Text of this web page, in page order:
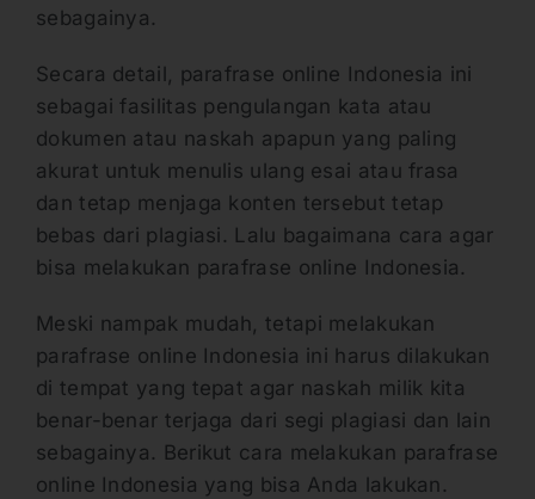
sebagainya.
Secara detail, parafrase online Indonesia ini
sebagai fasilitas pengulangan kata atau
dokumen atau naskah apapun yang paling
akurat untuk menulis ulang esai atau frasa
dan tetap menjaga konten tersebut tetap
bebas dari plagiasi. Lalu bagaimana cara agar
bisa melakukan parafrase online Indonesia.
Meski nampak mudah, tetapi melakukan
parafrase online Indonesia ini harus dilakukan
di tempat yang tepat agar naskah milik kita
benar-benar terjaga dari segi plagiasi dan lain
sebagainya. Berikut cara melakukan parafrase
online Indonesia yang bisa Anda lakukan.